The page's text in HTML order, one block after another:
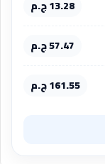
13.28 ج.م
57.47 ج.م
161.55 ج.م